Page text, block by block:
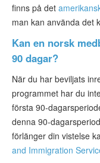
finns på det
man kan använda det
Kan en norsk
90 dagar?
När du har beviljats
programmet har du
första 90-
denna 90-
förlänger din vistelse
and Immigration